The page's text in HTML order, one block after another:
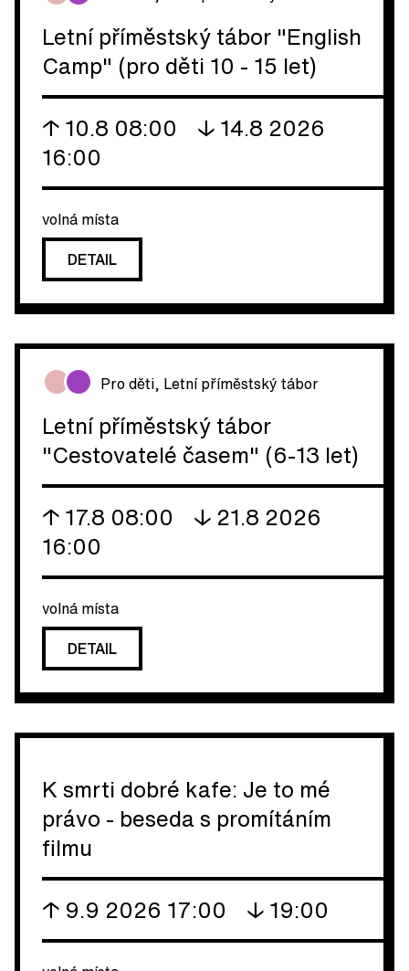
Letní příměstský tábor "English
Camp" (pro děti 10 - 15 let)
↑ 10.8 08:00
↓ 14.8 2026
16:00
volná místa
DETAIL
Pro děti Letní příměstský tábor
Letní příměstský tábor
"Cestovatelé časem" (6-13 let)
↑ 17.8 08:00
↓ 21.8 2026
16:00
volná místa
DETAIL
K smrti dobré kafe: Je to mé
právo - beseda s promítáním
filmu
↑ 9.9 2026 17:00 ↓ 19:00